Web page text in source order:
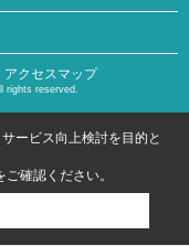
アクセスマップ
rights reserved.
ービス向上検討を目的と
ご確認ください。